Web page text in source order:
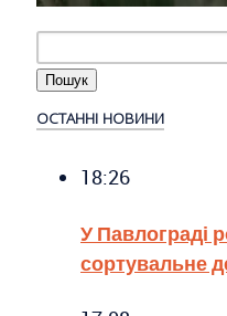
ОСТАННІ НОВИНИ
18:26
У Павлограді
сортувальне